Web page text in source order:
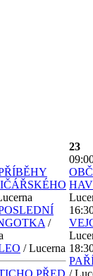
/
/ Lucerna
PŘED
23
/